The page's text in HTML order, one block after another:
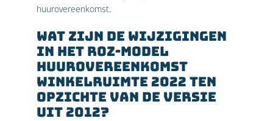
huurovereenkomst.
Wat zijn de wijzigingen
in het ROZ-model
Huurovereenkomst
Winkelruimte 2022 ten
opzichte van de versie
uit 2012?